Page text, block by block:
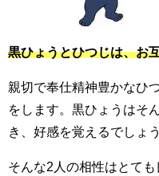
黒ひょうとひつじは、お
親切で奉仕精神豊かなひ
をします。黒ひょうはそ
き、好感を覚えるでしょう
そんな2人の相性はとても